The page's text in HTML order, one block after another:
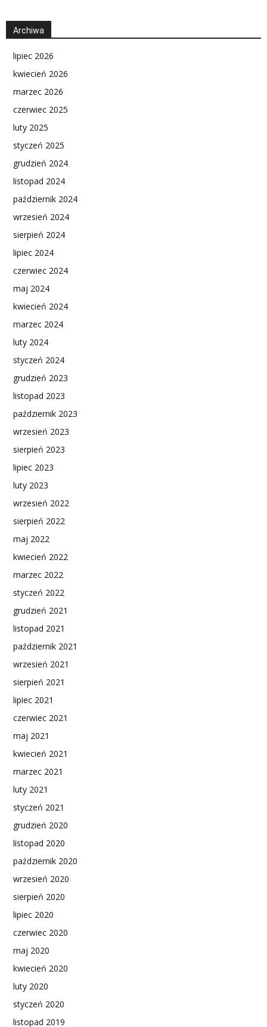
Archiwa
lipiec 2026
kwiecień 2026
marzec 2026
czerwiec 2025
luty 2025
styczeń 2025
grudzień 2024
listopad 2024
październik 2024
wrzesień 2024
sierpień 2024
lipiec 2024
czerwiec 2024
maj 2024
kwiecień 2024
marzec 2024
luty 2024
styczeń 2024
grudzień 2023
listopad 2023
październik 2023
wrzesień 2023
sierpień 2023
lipiec 2023
luty 2023
wrzesień 2022
sierpień 2022
maj 2022
kwiecień 2022
marzec 2022
styczeń 2022
grudzień 2021
listopad 2021
październik 2021
wrzesień 2021
sierpień 2021
lipiec 2021
czerwiec 2021
maj 2021
kwiecień 2021
marzec 2021
luty 2021
styczeń 2021
grudzień 2020
listopad 2020
październik 2020
wrzesień 2020
sierpień 2020
lipiec 2020
czerwiec 2020
maj 2020
kwiecień 2020
luty 2020
styczeń 2020
listopad 2019